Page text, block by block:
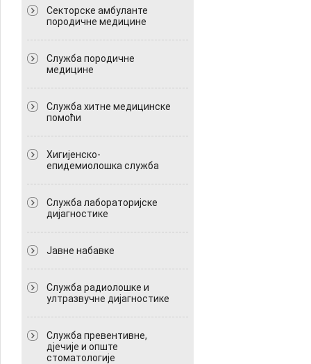
Секторске амбуланте
породичне медицине
Служба породичне
медицине
Служба хитне медицинске
помоћи
Хигијенско-
епидемиолошка служба
Служба лабораторијске
дијагностике
Јавне набавке
Служба радиолошке и
ултразвучне дијагностике
Служба превентивне,
дјечије и опште
стоматологије